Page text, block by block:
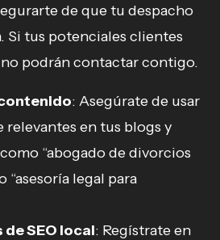
de que tu despacho
Si tus potenciales clientes
podrán contactar contigo.
: Asegúrate de usar
relevantes en tus blogs y
“abogado de divorcios
“asesoría legal para
SEO local: Regístrate en